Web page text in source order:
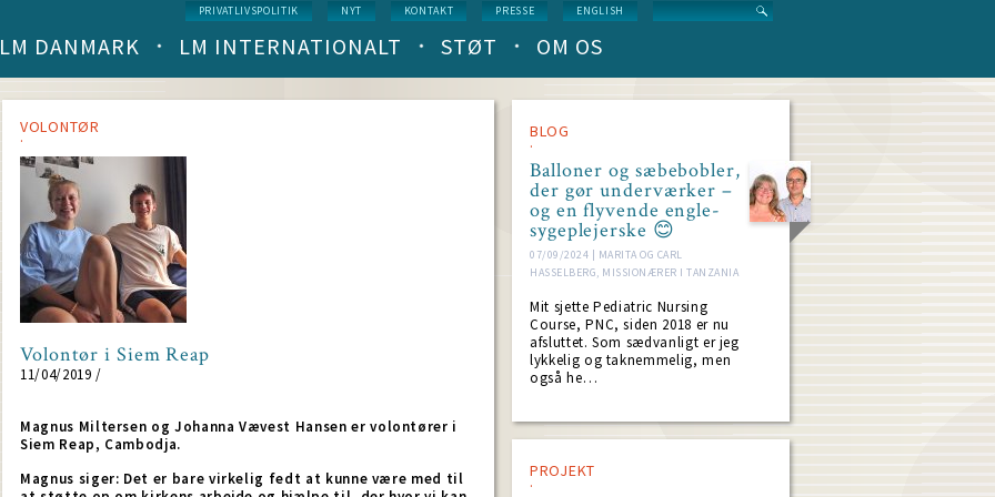
Service
menu
PRIVATLIVSPOLITIK NYT KONTAKT PRESSE ENGLISH
Main
(level
1)
LM DANMARK LM INTERNATIONALT STØT OM OS
VOLONTØR
Volontør i Siem Reap
11/04/2019 /
Magnus Miltersen og Johanna Vævest Hansen er volontører i
Siem Reap, Cambodja.
Magnus siger: Det er bare virkelig fedt at kunne være med til
BLOG
Balloner og sæbebobler,
der gør underværker –
og en flyvende engle-
sygeplejerske 😊
07/09/2024 | MARITA OG CARL
HASSELBERG, MISSIONÆRER I TANZANIA
Mit sjette Pediatric Nursing
Course, PNC, siden 2018 er nu
afsluttet. Som sædvanligt er jeg
lykkelig og taknemmelig, men
også he…
PROJEKT